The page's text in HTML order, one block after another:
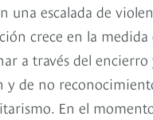
una escalada de
crece en la medida
a través del
y de no
En el